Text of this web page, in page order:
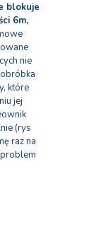
blokuje
6m,
nie
które
jej
(rys
raz na